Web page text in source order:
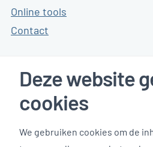
Online tools
Contact
Klanten reviews
Deze website
cookies
We gebruiken cookies om de